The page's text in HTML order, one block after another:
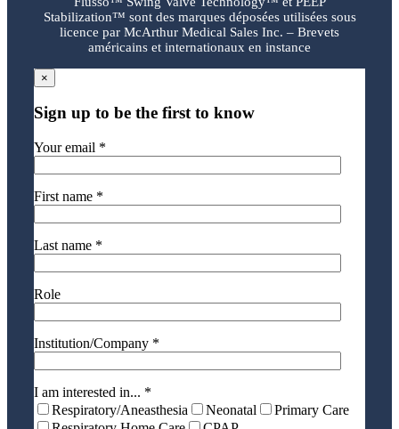
Stabilization™ sont des marques déposées utilisées sous
licence par McArthur Medical Sales Inc. – Brevets
américains et internationaux en instance
×
Sign up to be the first to know
Your email *
First name *
Last name *
Role
Institution/Company *
I am interested in... *
Respiratory/Aneasthesia
Neonatal
Primary Care